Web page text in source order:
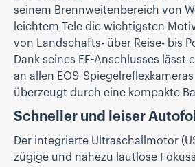
seinem Brennweitenbereich von
leichtem Tele die wichtigsten
von Landschafts- über Reise- bis
Dank seines EF-Anschlusses lässt
an allen EOS-
überzeugt durch eine kompakte
Schneller und leiser
Der integrierte Ultraschallmotor
zügige und nahezu lautlose